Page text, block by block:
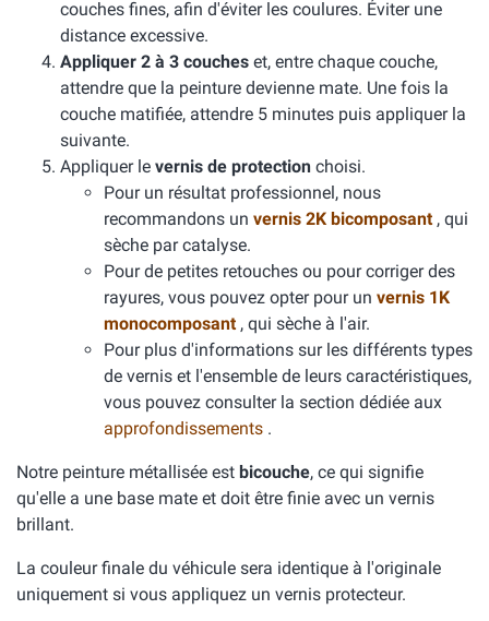
couches fines, afin d'éviter les coulures. Éviter une
distance excessive.
Appliquer 2 à 3 couches et, entre chaque couche,
attendre que la peinture devienne mate. Une fois la
couche matifiée, attendre 5 minutes puis appliquer la
suivante.
Appliquer le vernis de protection choisi.
Pour un résultat professionnel, nous
recommandons un vernis 2K bicomposant , qui
sèche par catalyse.
Pour de petites retouches ou pour corriger des
rayures, vous pouvez opter pour un vernis 1K
monocomposant , qui sèche à l'air.
Pour plus d'informations sur les différents types
de vernis et l'ensemble de leurs caractéristiques,
vous pouvez consulter la section dédiée aux
approfondissements .
Notre peinture métallisée est bicouche, ce qui signifie
qu'elle a une base mate et doit être finie avec un vernis
brillant.
La couleur finale du véhicule sera identique à l'originale
uniquement si vous appliquez un vernis protecteur.